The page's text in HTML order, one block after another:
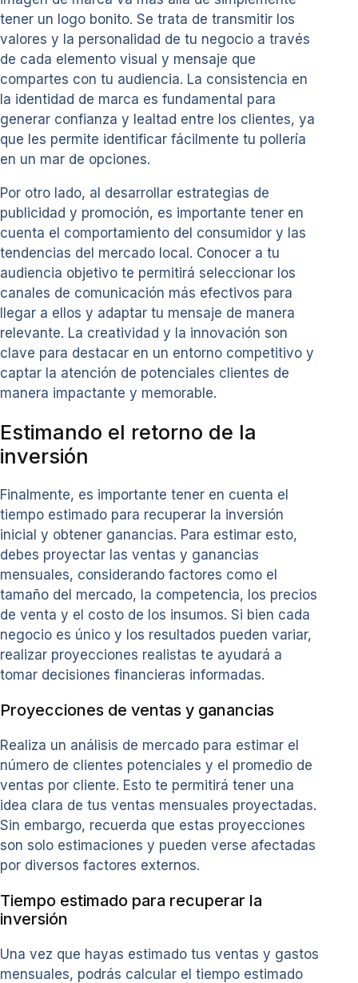
tener un logo bonito. Se trata de transmitir los
valores y la personalidad de tu negocio a través
de cada elemento visual y mensaje que
compartes con tu audiencia. La consistencia en
la identidad de marca es fundamental para
generar confianza y lealtad entre los clientes, ya
que les permite identificar fácilmente tu pollería
en un mar de opciones.
Por otro lado, al desarrollar estrategias de
publicidad y promoción, es importante tener en
cuenta el comportamiento del consumidor y las
tendencias del mercado local. Conocer a tu
audiencia objetivo te permitirá seleccionar los
canales de comunicación más efectivos para
llegar a ellos y adaptar tu mensaje de manera
relevante. La creatividad y la innovación son
clave para destacar en un entorno competitivo y
captar la atención de potenciales clientes de
manera impactante y memorable.
Estimando el retorno de la
inversión
Finalmente, es importante tener en cuenta el
tiempo estimado para recuperar la inversión
inicial y obtener ganancias. Para estimar esto,
debes proyectar las ventas y ganancias
mensuales, considerando factores como el
tamaño del mercado, la competencia, los precios
de venta y el costo de los insumos. Si bien cada
negocio es único y los resultados pueden variar,
realizar proyecciones realistas te ayudará a
tomar decisiones financieras informadas.
Proyecciones de ventas y ganancias
Realiza un análisis de mercado para estimar el
número de clientes potenciales y el promedio de
ventas por cliente. Esto te permitirá tener una
idea clara de tus ventas mensuales proyectadas.
Sin embargo, recuerda que estas proyecciones
son solo estimaciones y pueden verse afectadas
por diversos factores externos.
Tiempo estimado para recuperar la
inversión
Una vez que hayas estimado tus ventas y gastos
mensuales, podrás calcular el tiempo estimado